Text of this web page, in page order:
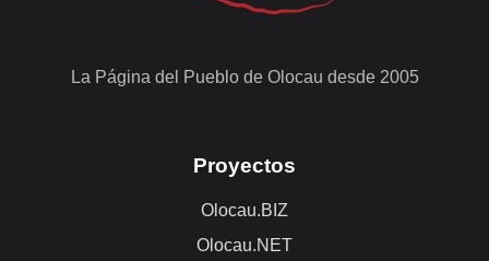
La Página del Pueblo de Olocau desde 2005
Proyectos
Olocau.BIZ
Olocau.NET